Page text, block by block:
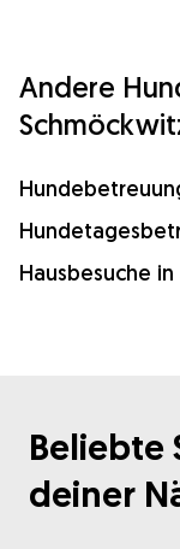
Andere
Hausbesuche
Beliebte
deiner